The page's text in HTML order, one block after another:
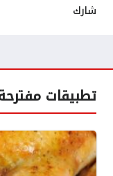
شارك
تطبيقات